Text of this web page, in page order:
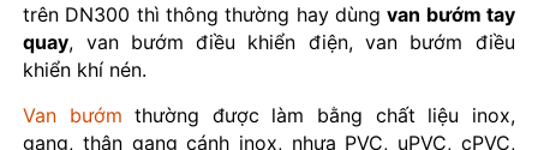
trên DN300 thì thông thường hay dùngvan bướm tay
quay, van bướm điều khiển điện, van bướm điều
khiển khí nén.
Van bướm thường được làm bằng chất liệu inox,
gang, thân gang cánh inox, nhựa PVC, uPVC, cPVC,